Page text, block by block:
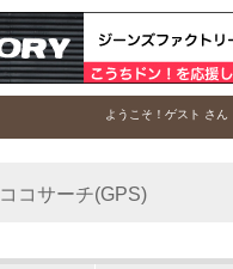
ようこそ！ ゲスト さん
ココサーチ(GPS)